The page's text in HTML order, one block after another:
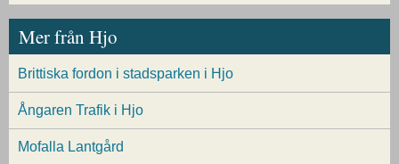
Mer från Hjo
Brittiska fordon i stadsparken i Hjo
Ångaren Trafik i Hjo
Mofalla Lantgård